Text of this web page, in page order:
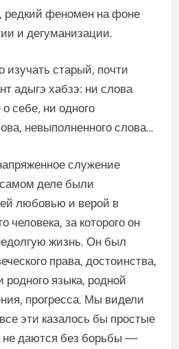
редкий феномен на фоне
и дегуманизации.
старый, почти
адыгэ хабзэ: ни слова
себе, ни одного
невыполненного слова…
служение
деле были
любовью и верой в
человека, за которого он
жизнь. Он был
права, достоинства,
родного языка, родной
прогресса. Мы видели
эти казалось бы простые
не даются без борьбы —